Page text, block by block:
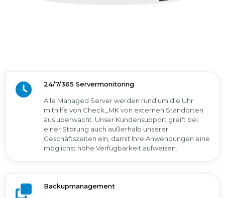
24/7/365 Servermonitoring
Alle Managed Server werden rund um die Uhr
mithilfe von Check_MK von externen Standorten
aus überwacht. Unser Kundensupport greift bei
einer Störung auch außerhalb unserer
Geschäftszeiten ein, damit Ihre Anwendungen eine
möglichst hohe Verfügbarkeit aufweisen.
Backupmanagement